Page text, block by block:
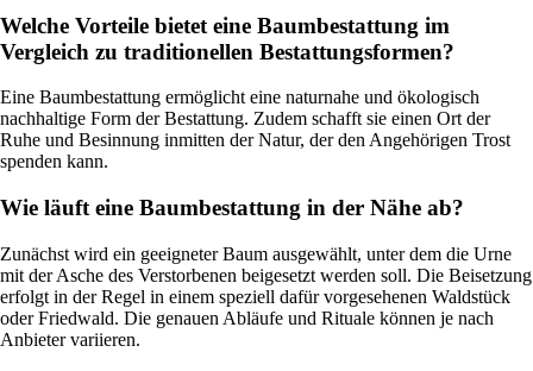
Welche Vorteile bietet eine Baumbestattung im
Vergleich zu traditionellen Bestattungsformen?
Eine Baumbestattung ermöglicht eine naturnahe und ökologisch
nachhaltige Form der Bestattung. Zudem schafft sie einen Ort der
Ruhe und Besinnung inmitten der Natur, der den Angehörigen Trost
spenden kann.
Wie läuft eine Baumbestattung in der Nähe ab?
Zunächst wird ein geeigneter Baum ausgewählt, unter dem die Urne
mit der Asche des Verstorbenen beigesetzt werden soll. Die Beisetzung
erfolgt in der Regel in einem speziell dafür vorgesehenen Waldstück
oder Friedwald. Die genauen Abläufe und Rituale können je nach
Anbieter variieren.